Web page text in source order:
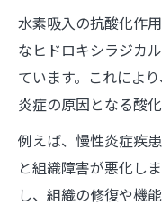
水素吸入
1ヶ月後に
ント
水素吸入1
日常生活で
慢性病症状
水素吸入の抗酸化作
なヒドロキシラジカ
ています。これによ
炎症の原因となる酸
例えば、慢性炎症疾
と組織障害が悪化し
し、組織の修復や機